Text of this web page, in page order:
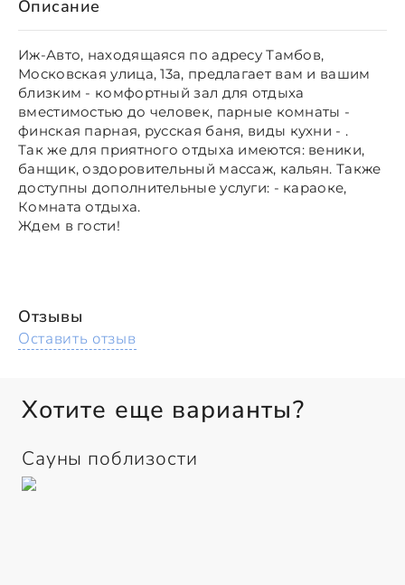
Описание
Иж-Авто, находящаяся по адресу Тамбов,
Московская улица, 13а, предлагает вам и вашим
близким - комфортный зал для отдыха
вместимостью до человек, парные комнаты -
финская парная, русская баня, виды кухни - .
Так же для приятного отдыха имеются: веники,
банщик, оздоровительный массаж, кальян. Также
доступны дополнительные услуги: - караоке,
Комната отдыха.
Ждем в гости!
Отзывы
Оставить отзыв
Хотите еще варианты?
Сауны поблизости